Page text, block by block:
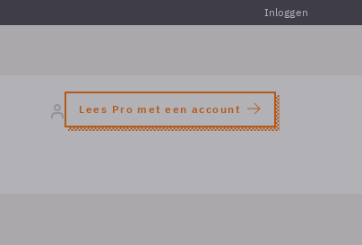
Inloggen
Lees Pro met een account